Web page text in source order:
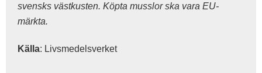
svensks västkusten. Köpta musslor ska vara EU-
märkta.
Källa: Livsmedelsverket